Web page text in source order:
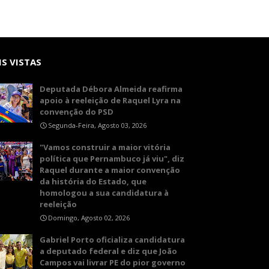
VISTAS
Deputada Débora Almeida reafirma
apoio à reeleição de Raquel Lyra na
convenção do PSD
Segunda-Feira, Agosto 03, 2026
"Vamos construir a maior vitória
política que Pernambuco já viu", diz
Raquel durante a maior convenção
da história do Estado, que
homologou a sua candidatura à
reeleição
Domingo, Agosto 02, 2026
Gabriel Porto oficializa candidatura
a deputado federal e diz que João
Campos vai livrar PE do pior governo